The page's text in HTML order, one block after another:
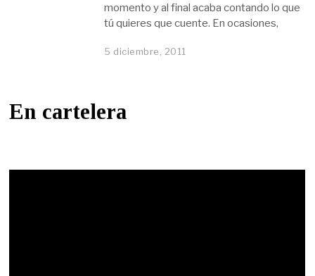
momento y al final acaba contando lo que
tú quieres que cuente. En ocasiones,
5 diciembre, 2011
En cartelera